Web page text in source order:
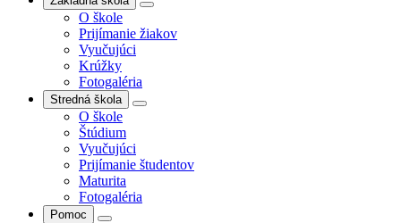
O škole
Prijímanie žiakov
Vyučujúci
Krúžky
Fotogaléria
Stredná škola
O škole
Štúdium
Vyučujúci
Prijímanie študentov
Maturita
Fotogaléria
Pomoc